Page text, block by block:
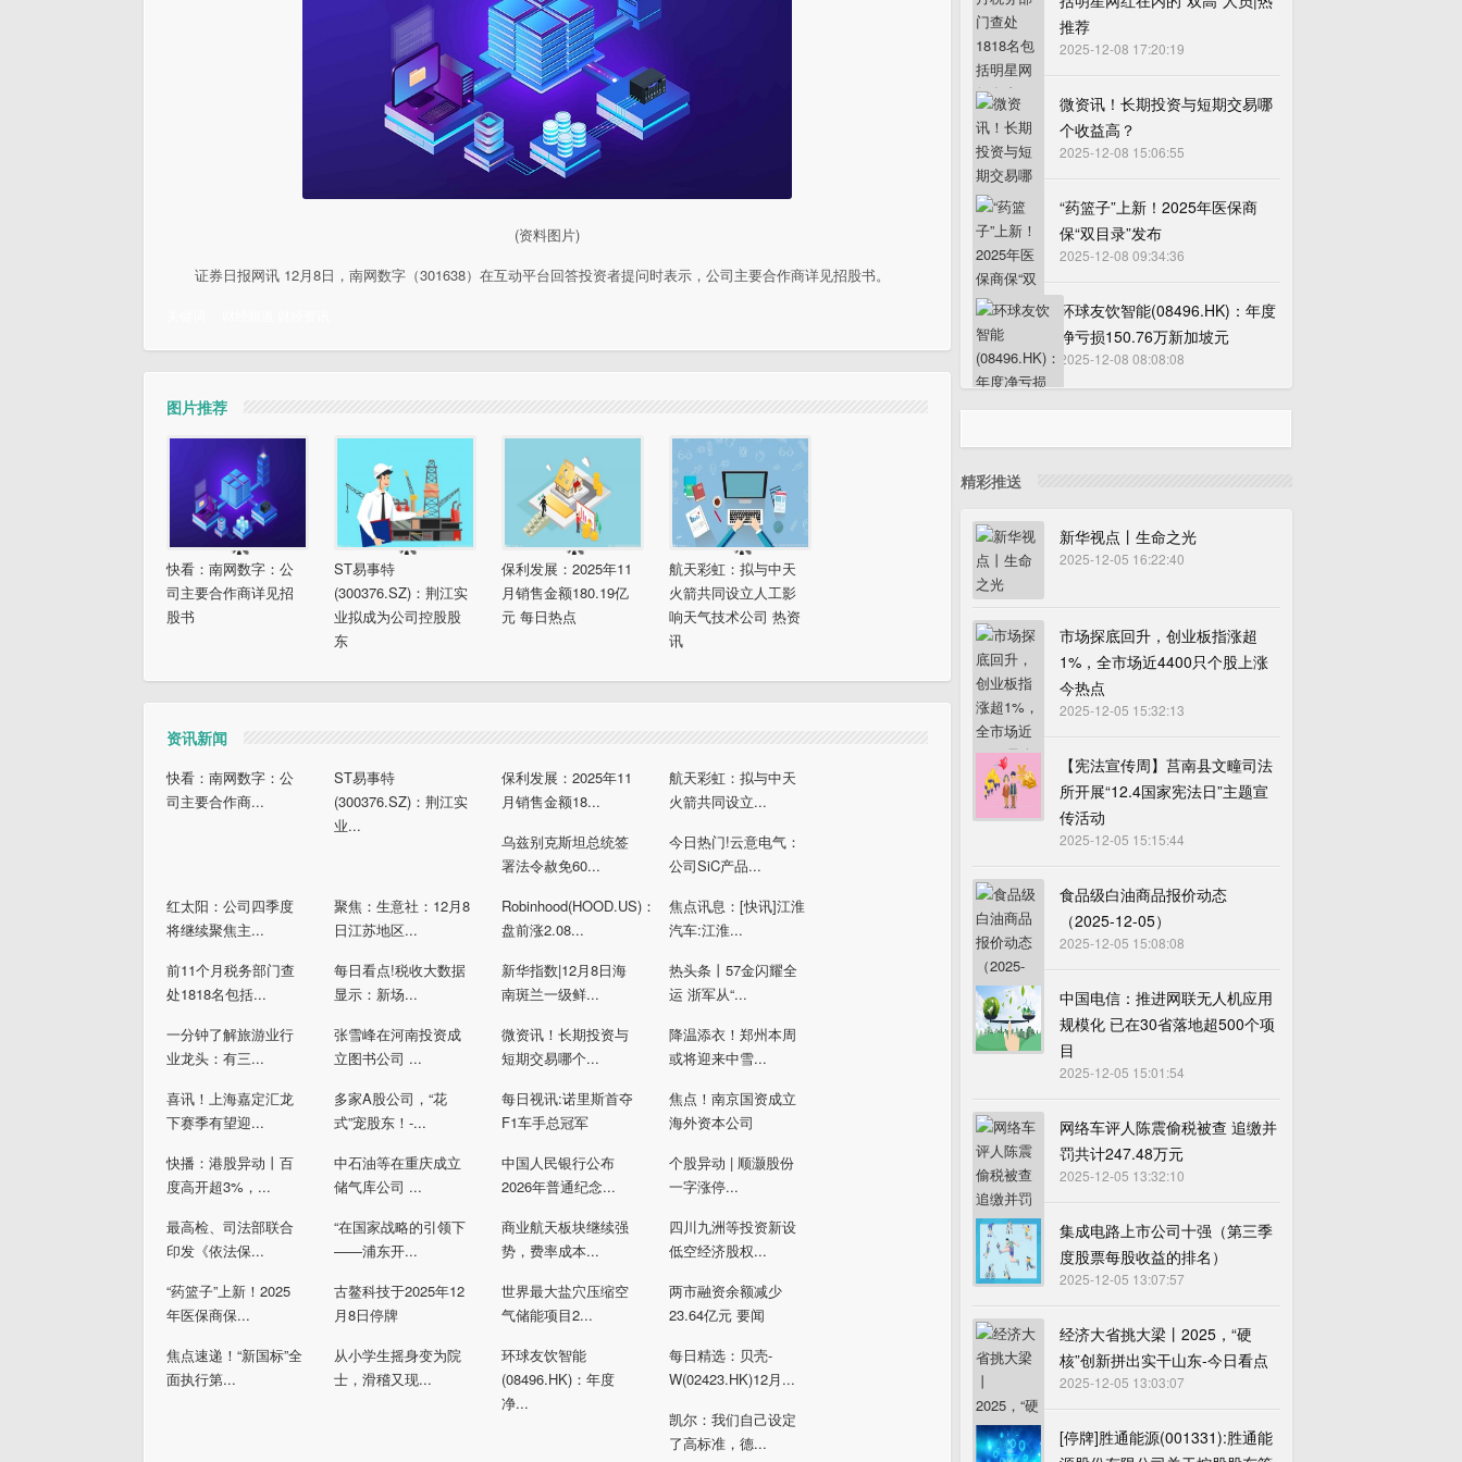
(资料图片)
证券日报网讯 12月8日，南网数字（301638）在互动平台回答投资者提问时表示，公司主要合作商详见招股书。
图片推荐
快看：南网数字：公
司主要合作商详见招
股书
ST易事特
(300376.SZ)：荆江实
业拟成为公司控股股
东
保利发展：2025年11
月销售金额180.19亿
元 每日热点
航天彩虹：拟与中天
火箭共同设立人工影
响天气技术公司 热资
讯
资讯新闻
快看：南网数字：公
司主要合作商...
ST易事特
(300376.SZ)：荆江实
业...
保利发展：2025年11
月销售金额18...
航天彩虹：拟与中天
火箭共同设立...
乌兹别克斯坦总统签
署法令赦免60...
今日热门!云意电气：
公司SiC产品...
红太阳：公司四季度
将继续聚焦主...
聚焦：生意社：12月8
日江苏地区...
Robinhood(HOOD.US)：
盘前涨2.08...
焦点讯息：[快讯]江淮
汽车:江淮...
前11个月税务部门查
处1818名包括...
每日看点!税收大数据
显示：新场...
新华指数|12月8日海
南斑兰一级鲜...
热头条丨57金闪耀全
运 浙军从“...
一分钟了解旅游业行
业龙头：有三...
张雪峰在河南投资成
立图书公司 ...
微资讯！长期投资与
短期交易哪个...
降温添衣！郑州本周
或将迎来中雪...
喜讯！上海嘉定汇龙
下赛季有望迎...
多家A股公司，“花
式”宠股东！-...
每日视讯:诺里斯首夺
F1车手总冠军
焦点！南京国资成立
海外资本公司
快播：港股异动丨百
度高开超3%，...
中石油等在重庆成立
储气库公司 ...
中国人民银行公布
2026年普通纪念...
个股异动 | 顺灏股份
一字涨停...
最高检、司法部联合
印发《依法保...
“在国家战略的引领下
——浦东开...
商业航天板块继续强
势，费率成本...
四川九洲等投资新设
低空经济股权...
“药篮子”上新！2025
年医保商保...
古鳌科技于2025年12
月8日停牌
世界最大盐穴压缩空
气储能项目2...
两市融资余额减少
23.64亿元 要闻
焦点速递！“新国标”全
面执行第...
从小学生摇身变为院
士，滑稽又现...
环球友饮智能
(08496.HK)：年度
净...
每日精选：贝壳-
W(02423.HK)12月...
凯尔：我们自己设定
了高标准，德...
推荐
2025-12-08 17:20:19
微资讯！长期投资与短期交易哪
个收益高？
2025-12-08 15:06:55
“药篮子”上新！2025年医保商
保“双目录”发布
2025-12-08 09:34:36
环球友饮智能(08496.HK)：年度
净亏损150.76万新加坡元
2025-12-08 08:08:08
精彩推送
新华视点丨生命之光
2025-12-05 16:22:40
市场探底回升，创业板指涨超
1%，全市场近4400只个股上涨
今热点
2025-12-05 15:32:13
【宪法宣传周】莒南县文疃司法
所开展“12.4国家宪法日”主题宣
传活动
2025-12-05 15:15:44
食品级白油商品报价动态
（2025-12-05）
2025-12-05 15:08:08
中国电信：推进网联无人机应用
规模化 已在30省落地超500个项
目
2025-12-05 15:01:54
网络车评人陈震偷税被查 追缴并
罚共计247.48万元
2025-12-05 13:32:10
集成电路上市公司十强（第三季
度股票每股收益的排名）
2025-12-05 13:07:57
经济大省挑大梁丨2025，“硬
核”创新拼出实干山东-今日看点
2025-12-05 13:03:07
[停牌]胜通能源(001331):胜通能